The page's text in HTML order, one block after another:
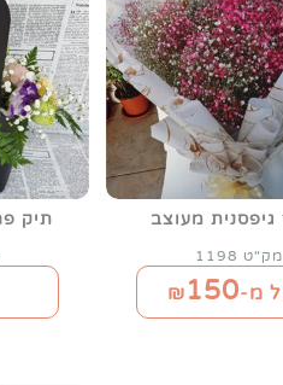
גיפסנית מעוצב
מק"ט 1198
מ-₪150
תיק